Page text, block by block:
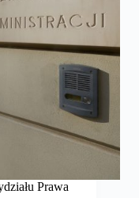
Prawa